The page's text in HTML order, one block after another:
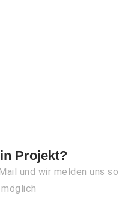
Projekt?
und wir melden uns so